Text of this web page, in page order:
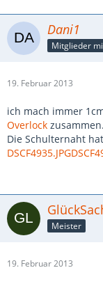
Dani1
19. Februar 2013
ich mach immer
Overlock zusammen.
Die Schulternaht
DSCF4935.JPG
Meister
19. Februar 2013